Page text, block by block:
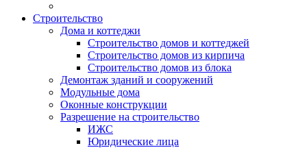
Строительство
Дома и коттеджи
Строительство домов и коттеджей
Строительство домов из кирпича
Строительство домов из блока
Демонтаж зданий и сооружений
Модульные дома
Оконные конструкции
Разрешение на строительство
ИЖС
Юридические лица